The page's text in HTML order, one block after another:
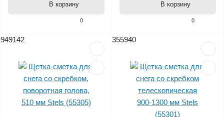
0
В корзину
0
В корзину
949142 355940